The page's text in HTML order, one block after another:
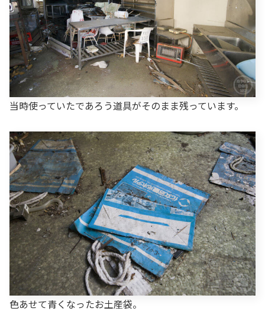
当時使っていたであろう道具がそのまま残っています。
色あせて青くなったお土産袋。